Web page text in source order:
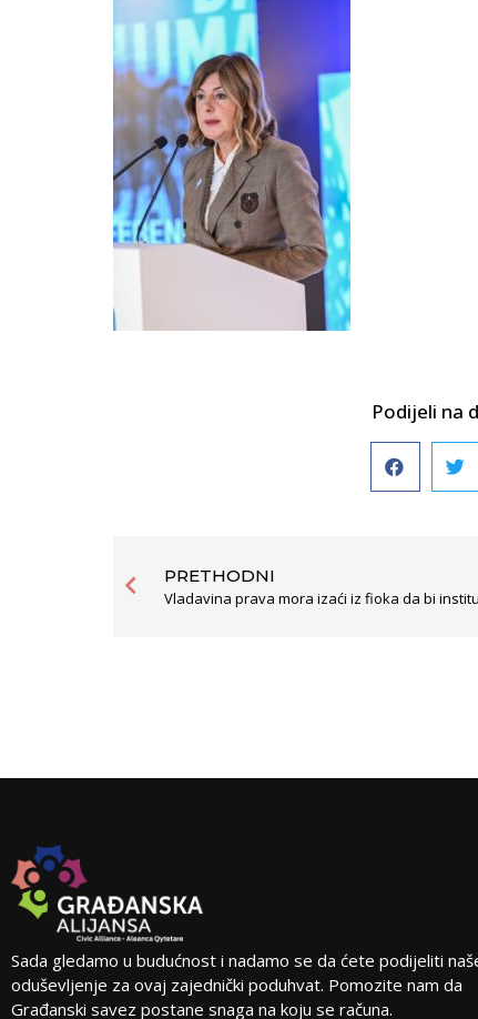
Podijeli na
PRETHODNI
Sada gledamo u budućnost i nadamo se da ćete podijeliti
oduševljenje za ovaj zajednički poduhvat. Pomozite nam da
Građanski savez postane snaga na koju se računa.